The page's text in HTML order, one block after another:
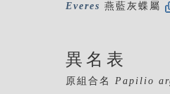
Everes 燕藍灰蝶屬
異名表
原組合名 Papilio